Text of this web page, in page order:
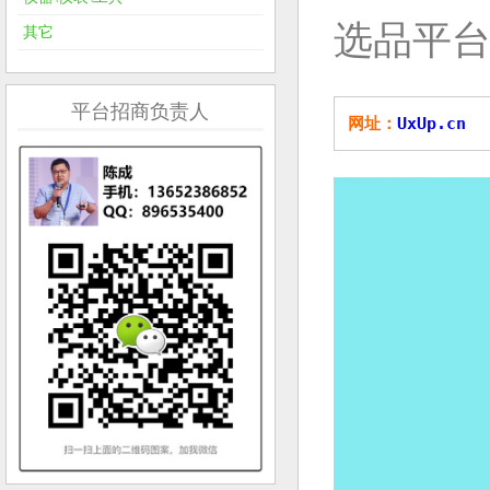
选品平台
网址： UxUp.cn
其它
平台招商负责人